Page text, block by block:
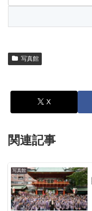
写真館
X
関連記事
写真館